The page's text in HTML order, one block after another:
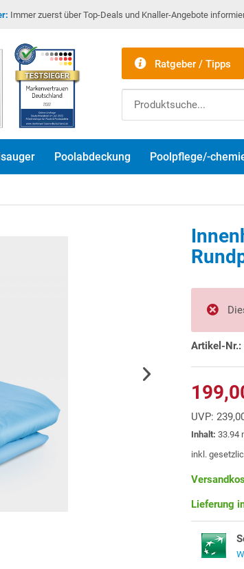
Immer zuerst über Top-Deals und Knaller-Angebote
Ratgeber / Tipps
Poolabdeckung Poolpflege/-
Artikel-Nr.:
UVP:
Inhalt:33.94
inkl.
Lieferung